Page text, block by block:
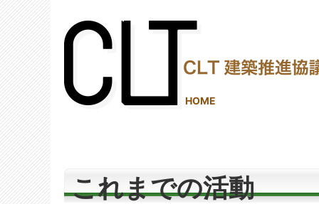
HOME
これまでの活動